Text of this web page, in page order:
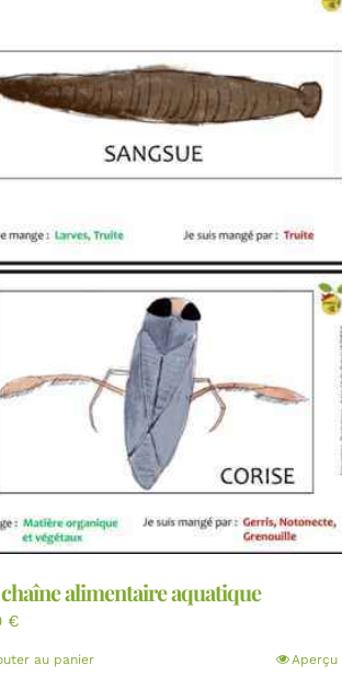
chaîne alimentaire aquatique
€
au panier Aperçu